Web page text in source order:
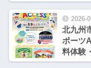
2026-
北九州
ポーツ
料体験
月9日）